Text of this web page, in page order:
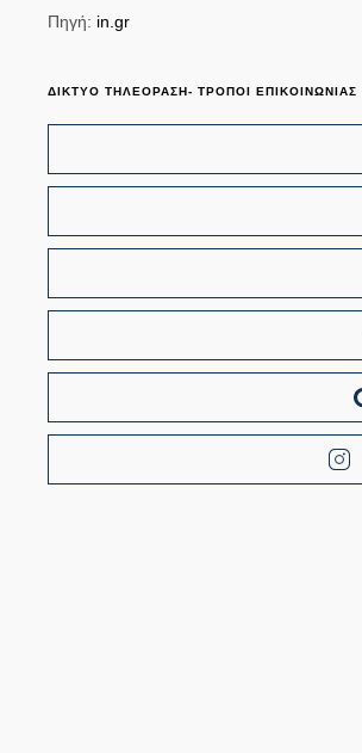
Πηγή: in.gr
ΔΙΚΤΥΟ ΤΗΛΕΟΡΑΣΗ- ΤΡΟΠΟΙ ΕΠΙΚΟΙΝΩΝΙΑΣ